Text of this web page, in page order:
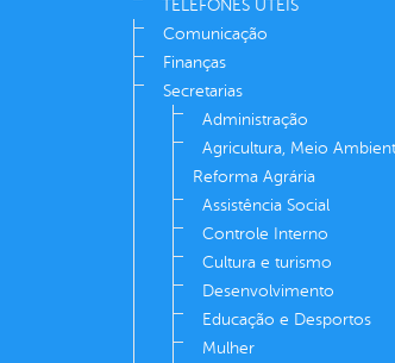
TELEFONES ÚTEIS
Comunicação
Finanças
Secretarias
Administração
Agricultura, Meio
Reforma Agrária
Assistência Social
Controle Interno
Cultura e turismo
Desenvolvimento
Educação e Desportos
Mulher